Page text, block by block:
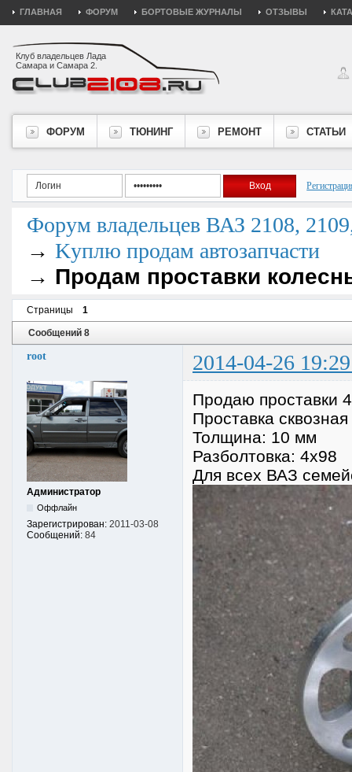
ГЛАВНАЯ ФОРУМ БОРТОВЫЕ ЖУРНАЛЫ ОТЗЫВЫ
Клуб владельцев Лада
Самара и Самара 2.
ФОРУМ ТЮНИНГ РЕМОНТ СТАТЬИ
Форум владельцев ВАЗ 2108,
→ Kуплю продам автозапчасти
→ Продам проставки
Страницы 1
Сообщений 8
root 2014-04-26
Администратор
Оффлайн
Зарегистрирован: 2011-03-08
Сообщений: 84
Продаю проставки
Проставка сквозная
Толщина: 10 мм
Разболтовка: 4х98
Для всех ВАЗ